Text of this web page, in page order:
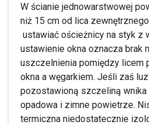
W ścianie jednowarstwowej
niż 15 cm od lica
ustawiać ościeżnicy na styk z
ustawienie okna oznacza brak
uszczelnienia pomiędzy licem
okna a węgarkiem. Jeśli zaś
pozostawioną szczeliną
opadowa i zimne powietrze.
termiczna niedostatecznie